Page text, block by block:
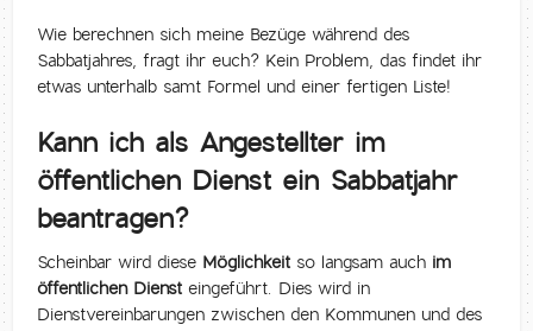
Wie berechnen sich meine Bezüge während des
Sabbatjahres, fragt ihr euch? Kein Problem, das findet ihr
etwas unterhalb samt Formel und einer fertigen Liste!
Kann ich als Angestellter im
öffentlichen Dienst ein Sabbatjahr
beantragen?
Scheinbar wird diese Möglichkeit so langsam auch im
öffentlichen Dienst eingeführt. Dies wird in
Dienstvereinbarungen zwischen den Kommunen und des